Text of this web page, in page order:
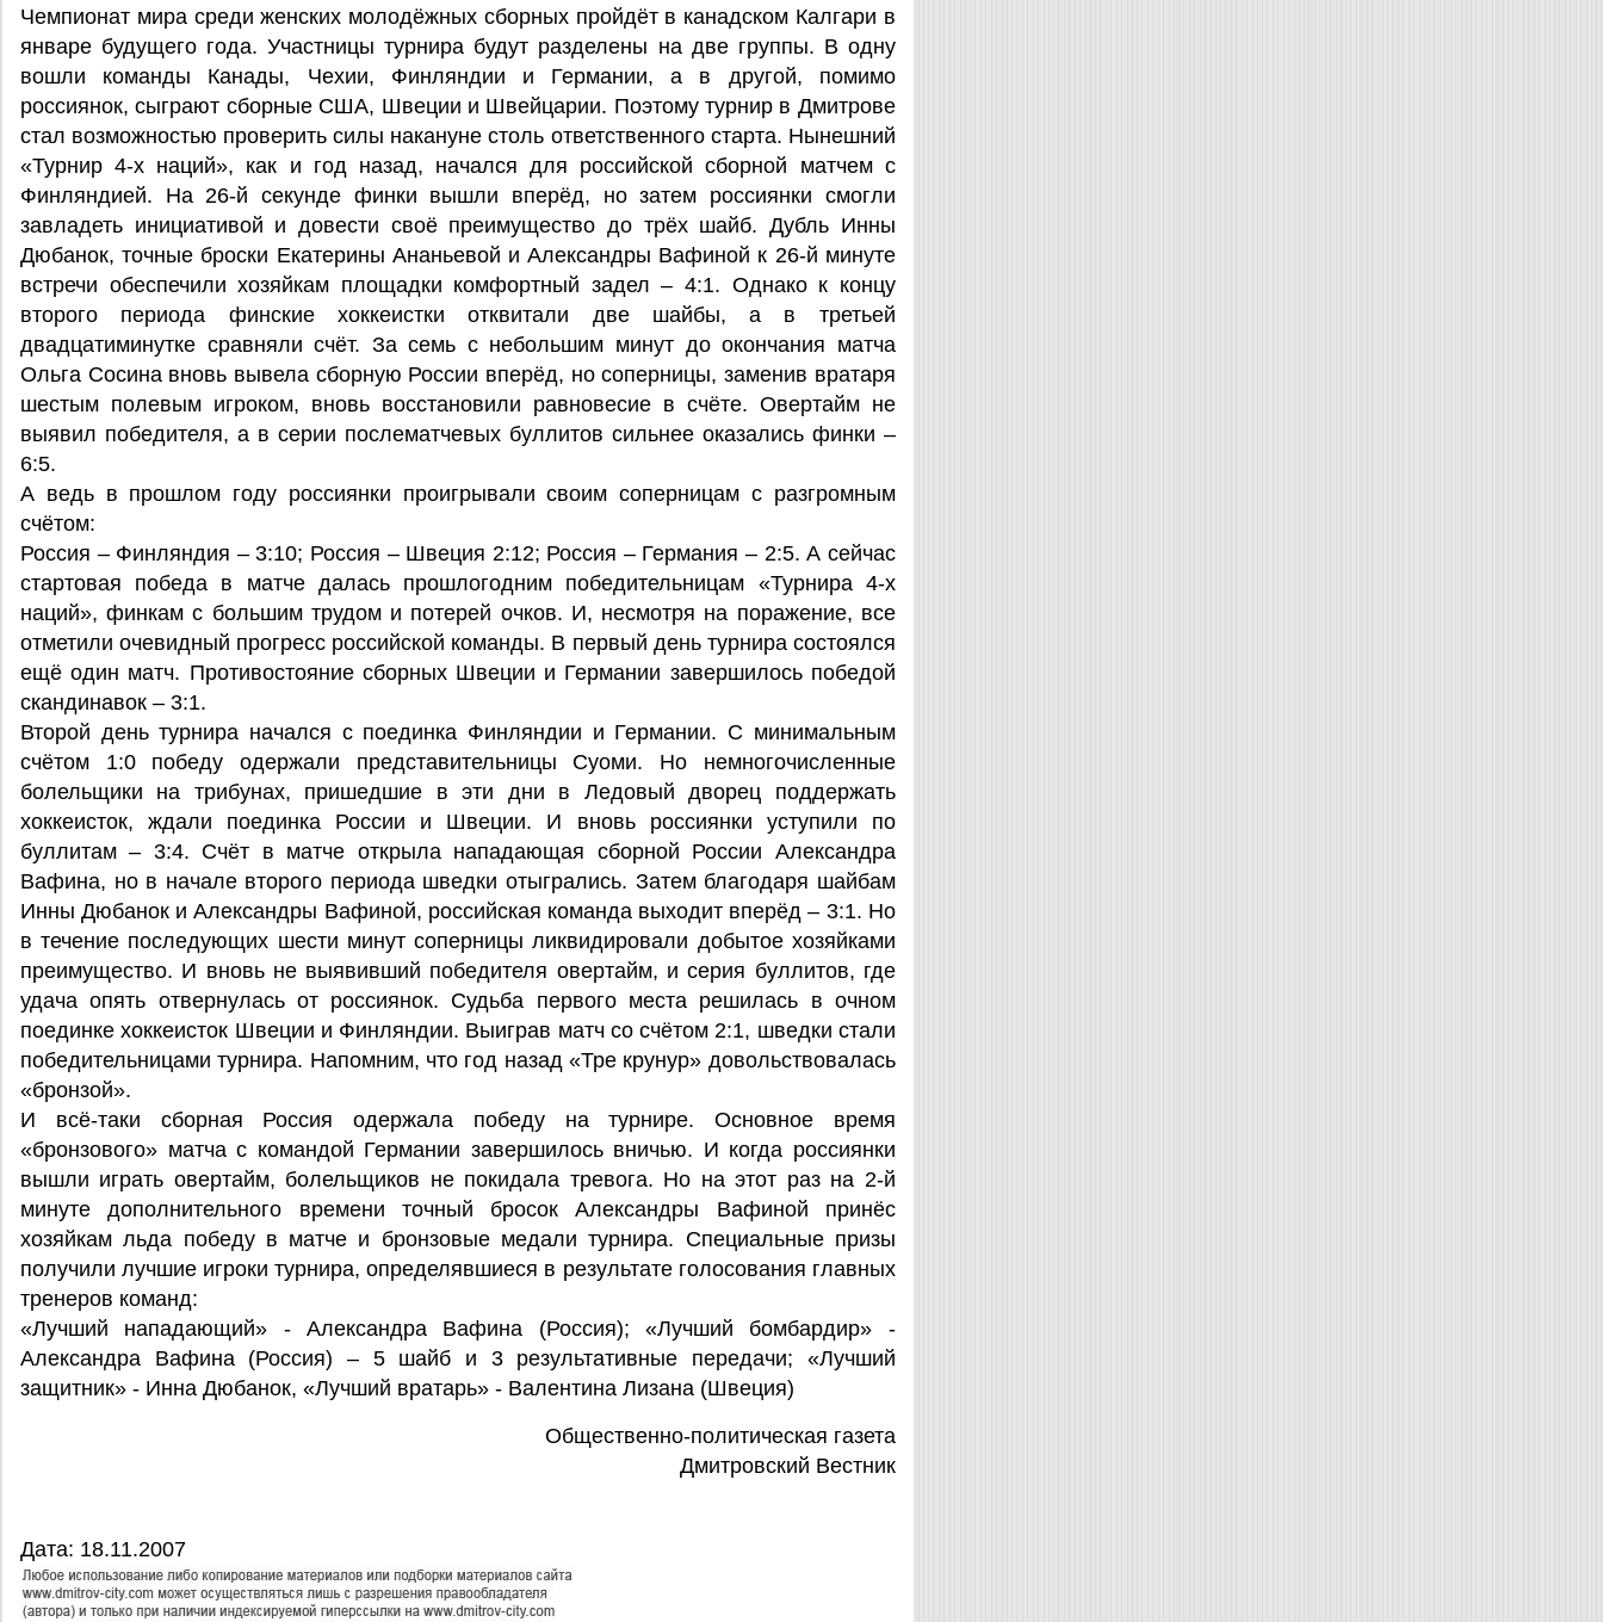
Чемпионат мира среди женских молодёжных сборных пройдёт в канадском Калгари в
январе будущего года. Участницы турнира будут разделены на две группы. В одну
вошли команды Канады, Чехии, Финляндии и Германии, а в другой, помимо
россиянок, сыграют сборные США, Швеции и Швейцарии. Поэтому турнир в Дмитрове
стал возможностью проверить силы накануне столь ответственного старта. Нынешний
«Турнир 4-х наций», как и год назад, начался для российской сборной матчем с
Финляндией. На 26-й секунде финки вышли вперёд, но затем россиянки смогли
завладеть инициативой и довести своё преимущество до трёх шайб. Дубль Инны
Дюбанок, точные броски Екатерины Ананьевой и Александры Вафиной к 26-й минуте
встречи обеспечили хозяйкам площадки комфортный задел – 4:1. Однако к концу
второго периода финские хоккеистки отквитали две шайбы, а в третьей
двадцатиминутке сравняли счёт. За семь с небольшим минут до окончания матча
Ольга Сосина вновь вывела сборную России вперёд, но соперницы, заменив вратаря
шестым полевым игроком, вновь восстановили равновесие в счёте. Овертайм не
выявил победителя, а в серии послематчевых буллитов сильнее оказались финки –
6:5.
А ведь в прошлом году россиянки проигрывали своим соперницам с разгромным
счётом:
Россия – Финляндия – 3:10; Россия – Швеция 2:12; Россия – Германия – 2:5. А сейчас
стартовая победа в матче далась прошлогодним победительницам «Турнира 4-х
наций», финкам с большим трудом и потерей очков. И, несмотря на поражение, все
отметили очевидный прогресс российской команды. В первый день турнира состоялся
ещё один матч. Противостояние сборных Швеции и Германии завершилось победой
скандинавок – 3:1.
Второй день турнира начался с поединка Финляндии и Германии. С минимальным
счётом 1:0 победу одержали представительницы Суоми. Но немногочисленные
болельщики на трибунах, пришедшие в эти дни в Ледовый дворец поддержать
хоккеисток, ждали поединка России и Швеции. И вновь россиянки уступили по
буллитам – 3:4. Счёт в матче открыла нападающая сборной России Александра
Вафина, но в начале второго периода шведки отыгрались. Затем благодаря шайбам
Инны Дюбанок и Александры Вафиной, российская команда выходит вперёд – 3:1. Но
в течение последующих шести минут соперницы ликвидировали добытое хозяйками
преимущество. И вновь не выявивший победителя овертайм, и серия буллитов, где
удача опять отвернулась от россиянок. Судьба первого места решилась в очном
поединке хоккеисток Швеции и Финляндии. Выиграв матч со счётом 2:1, шведки стали
победительницами турнира. Напомним, что год назад «Тре крунур» довольствовалась
«бронзой».
И всё-таки сборная Россия одержала победу на турнире. Основное время
«бронзового» матча с командой Германии завершилось вничью. И когда россиянки
вышли играть овертайм, болельщиков не покидала тревога. Но на этот раз на 2-й
минуте дополнительного времени точный бросок Александры Вафиной принёс
хозяйкам льда победу в матче и бронзовые медали турнира. Специальные призы
получили лучшие игроки турнира, определявшиеся в результате голосования главных
тренеров команд:
«Лучший нападающий» - Александра Вафина (Россия); «Лучший бомбардир» -
Александра Вафина (Россия) – 5 шайб и 3 результативные передачи; «Лучший
защитник» - Инна Дюбанок, «Лучший вратарь» - Валентина Лизана (Швеция)
Общественно-политическая газета
Дмитровский Вестник
Дата: 18.11.2007